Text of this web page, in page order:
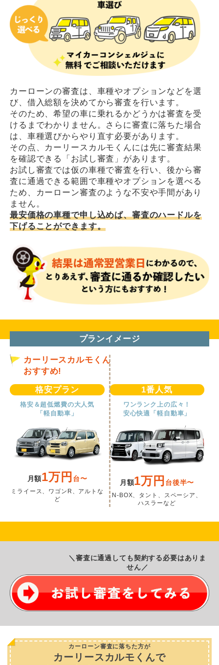
カーローンの審査は、車種やオプションなどを選
び、借入総額を決めてから審査を行います。
そのため、希望の車に乗れるかどうかは審査を受
けるまでわかりません。さらに審査に落ちた場合
は、車種選びからやり直す必要があります。
その点、カーリースカルモくんには先に審査結果
を確認できる「お試し審査」があります。
お試し審査では仮の車種で審査を行い、後から審
査に通過できる範囲で車種やオプションを選べる
ため、カーローン審査のような不安や手間があり
ません。
最安価格の車種で申し込めば、審査のハードルを
下げることができます。
プランイメージ
カーリースカルモくん
おすすめ!
格安プラン
格安＆超低燃費の大人気
「軽自動車」
月額1万円 台〜
ミライース、ワゴンR、アルトな
ど
1番人気
ワンランク上の広々！
安心快適「軽自動車」
月額1万円 台後半〜
N-BOX、タント、スペーシア、
ハスラーなど
＼審査に通過しても契約する必要はありま
せん／
カーローン審査に落ちた方が
カーリースカルモくんで